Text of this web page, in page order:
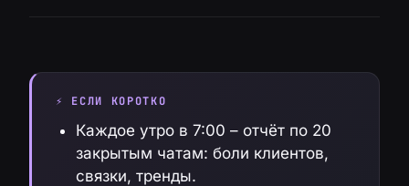
⚡ ЕСЛИ КОРОТКО
Каждое утро в 7:00 – отчёт по 20
закрытым чатам: боли клиентов,
связки, тренды.